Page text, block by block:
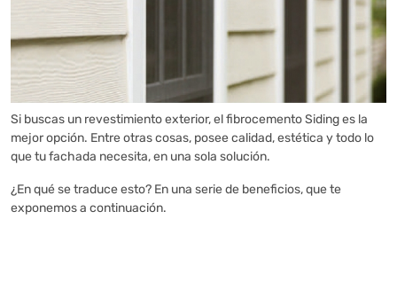
Si buscas un revestimiento exterior, el fibrocemento Siding es la
mejor opción. Entre otras cosas, posee calidad, estética y todo lo
que tu fachada necesita, en una sola solución.
¿En qué se traduce esto? En una serie de beneficios, que te
exponemos a continuación.